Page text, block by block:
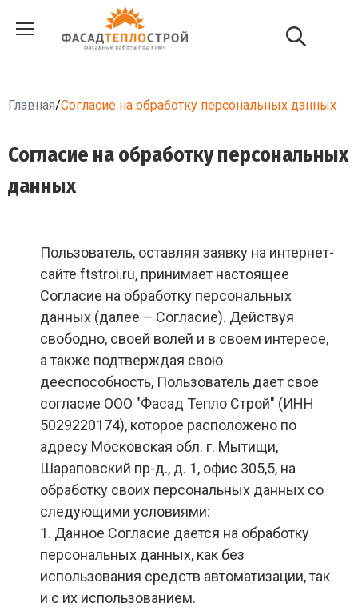
Главная/Согласие на обработку персональных данных
Согласие на обработку персональных
данных
Пользователь, оставляя заявку на интернет-
сайте ftstroi.ru, принимает настоящее
Согласие на обработку персональных
данных (далее – Согласие). Действуя
свободно, своей волей и в своем интересе,
а также подтверждая свою
дееспособность, Пользователь дает свое
согласие ООО "Фасад Тепло Строй" (ИНН
5029220174), которое расположено по
адресу Московская обл. г. Мытищи,
Шараповский пр-д., д. 1, офис 305,5, на
обработку своих персональных данных со
следующими условиями:
1. Данное Согласие дается на обработку
персональных данных, как без
использования средств автоматизации, так
и с их использованием.